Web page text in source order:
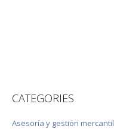
CATEGORIES
Asesoría y gestión mercantil